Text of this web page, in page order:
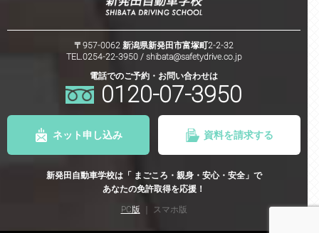
〒957-0062 新潟県新発田市富塚町2-2-32
TEL.0254-22-3950 / shibata@safetydrive.co.jp
電話でのご予約・お問い合わせは
0120-07-3950
ネット申し込み 資料を請求する
新発田自動車学校は「 まごころ・親身・安心・安全」で
あなたの免許取得を応援！
PC版 ｜ スマホ版